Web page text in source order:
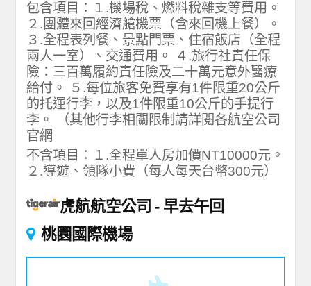
包含項目：１.機場稅、燃料稅雜支等費用。
２.團體來回經濟艙機票（含來回機上餐）。
３.全程表列餐、景點門票、住宿飯店（全程
兩人一室）、交通費用。 ４.旅行社責任保
險：三百萬履約責任險及二十萬元意外醫療
給付。 ５.每位旅客免費享有1件限重20公斤
的托運行李，以及1件限重10公斤的手提行
李。 （其他行李相關限制請詳閱各航空公司
官網
不含項目：１.全程單人房加價NT10000元。
２.導遊、領隊小費（每人每天台幣300元）
虎航航空公司
早去午回
桃園國際機場